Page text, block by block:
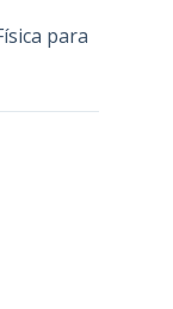
para